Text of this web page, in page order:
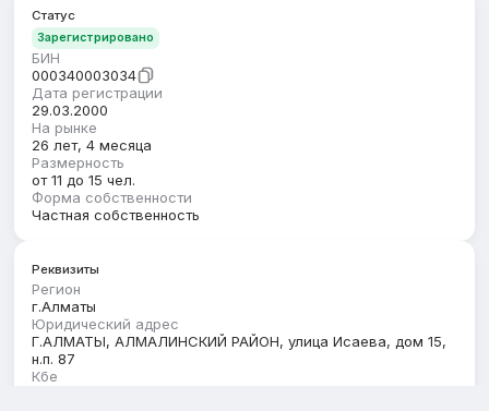
Статус
Зарегистрировано
БИН
000340003034
Дата регистрации
29.03.2000
На рынке
26 лет, 4 месяца
Размерность
от 11 до 15 чел.
Форма собственности
Частная собственность
Реквизиты
Регион
г.Алматы
Юридический адрес
Г.АЛМАТЫ, АЛМАЛИНСКИЙ РАЙОН, улица Исаева, дом 15,
н.п. 87
Кбе